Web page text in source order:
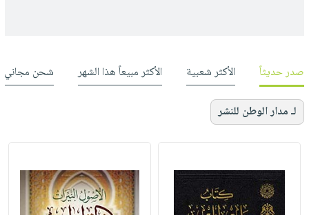
صدر حديثاً الأكثر شعبية الأكثر مبيعاً هذا الشهر شحن مجاني
لـ مدار الوطن للنشر